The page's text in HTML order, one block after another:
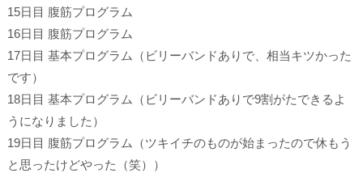
15日目 腹筋プログラム
16日目 腹筋プログラム
17日目 基本プログラム（ビリーバンドありで、相当キツかった
です）
18日目 基本プログラム（ビリーバンドありで9割がたできるよ
うになりました）
19日目 腹筋プログラム（ツキイチのものが始まったので休もう
と思ったけどやった（笑））